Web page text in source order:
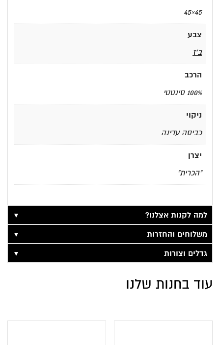
45×45
צבע
ב'ז
הרכב
100% סינטטי
ניקוי
כביסה עדינה
יצרן
"הכרית"
למה לקנות אצלנו?
▼
משלוחים והחזרות
▼
גדלים וצורות
▼
עוד בחנות שלנו